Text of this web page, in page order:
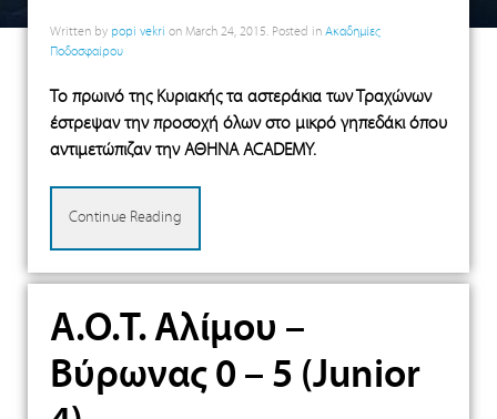
Written by popi vekri on March 24, 2015. Posted in Ακαδημίες
Ποδοσφαίρου
Το πρωινό της Κυριακής τα αστεράκια των Τραχώνων
έστρεψαν την προσοχή όλων στο μικρό γηπεδάκι όπου
αντιμετώπιζαν την ΑΘΗΝΑ ACADEMY.
Continue Reading
Α.Ο.Τ. Αλίμου –
Βύρωνας 0 – 5 (Junior